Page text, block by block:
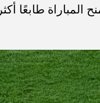
طابعًا أكثر